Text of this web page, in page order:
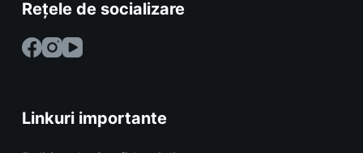
Rețele de socializare
Linkuri importante